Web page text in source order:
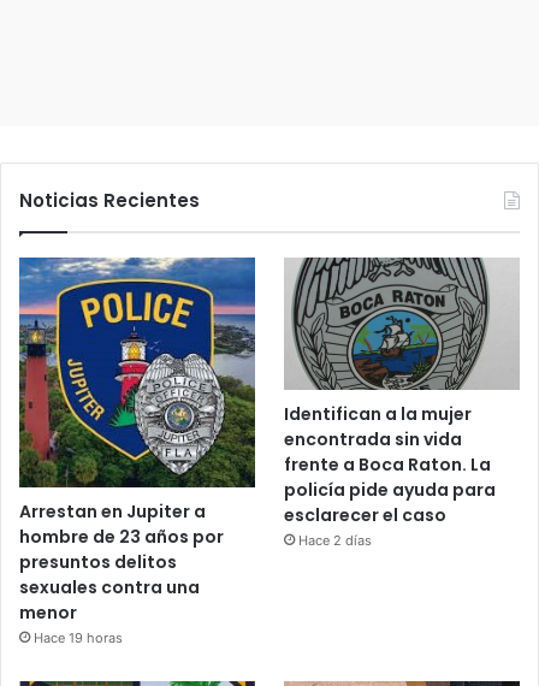
Noticias Recientes
Arrestan en Jupiter a
hombre de 23 años por
presuntos delitos
sexuales contra una
menor
Hace 19 horas
Identifican a la mujer
encontrada sin vida
frente a Boca Raton. La
policía pide ayuda para
esclarecer el caso
Hace 2 días